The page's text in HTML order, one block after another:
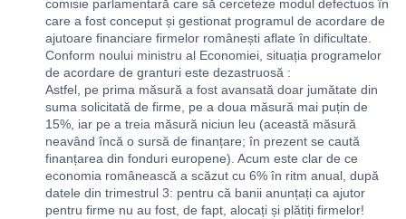
comisie parlamentară care să cerceteze modul defectuos în
care a fost conceput și gestionat programul de acordare de
ajutoare financiare firmelor românești aflate în dificultate.
Conform noului ministru al Economiei, situația programelor
de acordare de granturi este dezastruosă :
Astfel, pe prima măsură a fost avansată doar jumătate din
suma solicitată de firme, pe a doua măsură mai puțin de
15%, iar pe a treia măsură niciun leu (această măsură
neavând încă o sursă de finanțare; în prezent se caută
finanțarea din fonduri europene). Acum este clar de ce
economia românească a scăzut cu 6% în ritm anual, după
datele din trimestrul 3: pentru că banii anunțați ca ajutor
pentru firme nu au fost, de fapt, alocați și plătiți firmelor!